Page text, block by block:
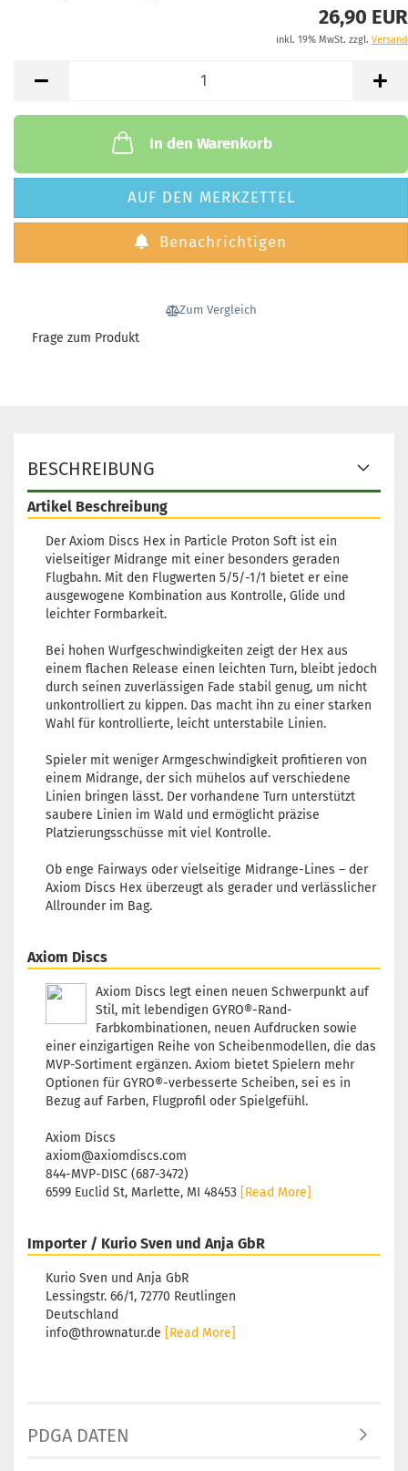
26,90 EUR
inkl. 19% MwSt. zzgl. Versand
In den Warenkorb
AUF DEN MERKZETTEL
Benachrichtigen
Zum Vergleich
Frage zum Produkt
BESCHREIBUNG
Artikel Beschreibung
Der Axiom Discs Hex in Particle Proton Soft ist ein
vielseitiger Midrange mit einer besonders geraden
Flugbahn. Mit den Flugwerten 5/5/-1/1 bietet er eine
ausgewogene Kombination aus Kontrolle, Glide und
leichter Formbarkeit.
Bei hohen Wurfgeschwindigkeiten zeigt der Hex aus
einem flachen Release einen leichten Turn, bleibt jedoch
durch seinen zuverlässigen Fade stabil genug, um nicht
unkontrolliert zu kippen. Das macht ihn zu einer starken
Wahl für kontrollierte, leicht unterstabile Linien.
Spieler mit weniger Armgeschwindigkeit profitieren von
einem Midrange, der sich mühelos auf verschiedene
Linien bringen lässt. Der vorhandene Turn unterstützt
saubere Linien im Wald und ermöglicht präzise
Platzierungsschüsse mit viel Kontrolle.
Ob enge Fairways oder vielseitige Midrange-Lines – der
Axiom Discs Hex überzeugt als gerader und verlässlicher
Allrounder im Bag.
Axiom Discs
Axiom Discs legt einen neuen Schwerpunkt auf
Stil, mit lebendigen GYRO®-Rand-
Farbkombinationen, neuen Aufdrucken sowie
einer einzigartigen Reihe von Scheibenmodellen, die das
MVP-Sortiment ergänzen. Axiom bietet Spielern mehr
Optionen für GYRO®-verbesserte Scheiben, sei es in
Bezug auf Farben, Flugprofil oder Spielgefühl.
Axiom Discs
axiom@axiomdiscs.com
844-MVP-DISC (687-3472)
6599 Euclid St, Marlette, MI 48453 [Read More]
Importer / Kurio Sven und Anja GbR
Kurio Sven und Anja GbR
Lessingstr. 66/1, 72770 Reutlingen
Deutschland
info@thrownatur.de [Read More]
PDGA DATEN